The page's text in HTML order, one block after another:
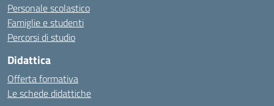
Personale scolastico
Famiglie e studenti
Percorsi di studio
Didattica
Offerta formativa
Le schede didattiche